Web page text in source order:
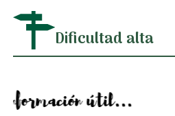
Dificultad alta
Información útil...